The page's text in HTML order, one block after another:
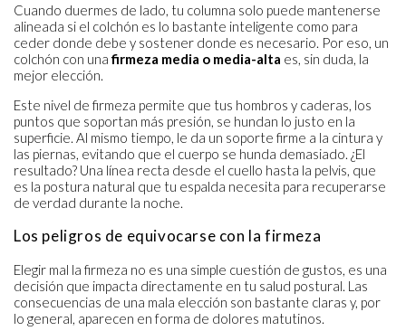
Cuando duermes de lado, tu columna solo puede mantenerse
alineada si el colchón es lo bastante inteligente como para
ceder donde debe y sostener donde es necesario. Por eso, un
colchón con unafirmeza media o media-alta es, sin duda, la
mejor elección.
Este nivel de firmeza permite que tus hombros y caderas, los
puntos que soportan más presión, se hundan lo justo en la
superficie. Al mismo tiempo, le da un soporte firme a la cintura y
las piernas, evitando que el cuerpo se hunda demasiado. ¿El
resultado? Una línea recta desde el cuello hasta la pelvis, que
es la postura natural que tu espalda necesita para recuperarse
de verdad durante la noche.
Los peligros de equivocarse con la firmeza
Elegir mal la firmeza no es una simple cuestión de gustos, es una
decisión que impacta directamente en tu salud postural. Las
consecuencias de una mala elección son bastante claras y, por
lo general, aparecen en forma de dolores matutinos.